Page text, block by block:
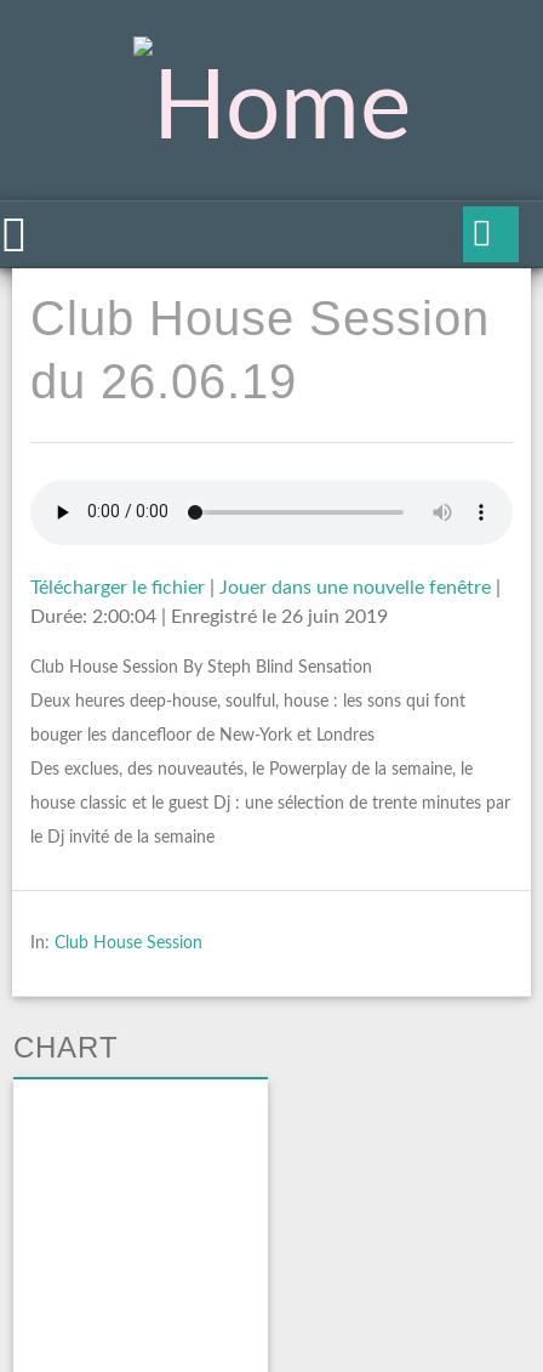
Club House Session
du 26.06.19
Télécharger le fichier Jouer dans une nouvelle fenêtre
Durée: 2:00:04
Enregistré le 26 juin 2019
Club House Session By Steph Blind Sensation
Deux heures deep-house, soulful, house : les sons qui font
bouger les dancefloor de New-York et Londres
Des exclues, des nouveautés, le Powerplay de la semaine, le
house classic et le guest Dj : une sélection de trente minutes par
le Dj invité de la semaine
In: Club House Session
CHART